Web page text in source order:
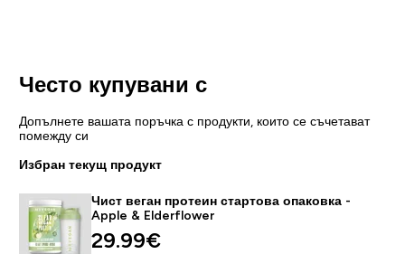
Често купувани с
Допълнете вашата поръчка с продукти, които се съчетават
помежду си
Избран текущ продукт
Чист веган протеин стартова опаковка -
Apple & Elderflower
29.99€‎